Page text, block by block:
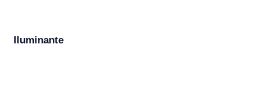
Iluminante